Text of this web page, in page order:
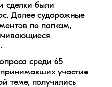
сделки были
Далее судорожные
по папкам,
среди 65
участие
теме, получились